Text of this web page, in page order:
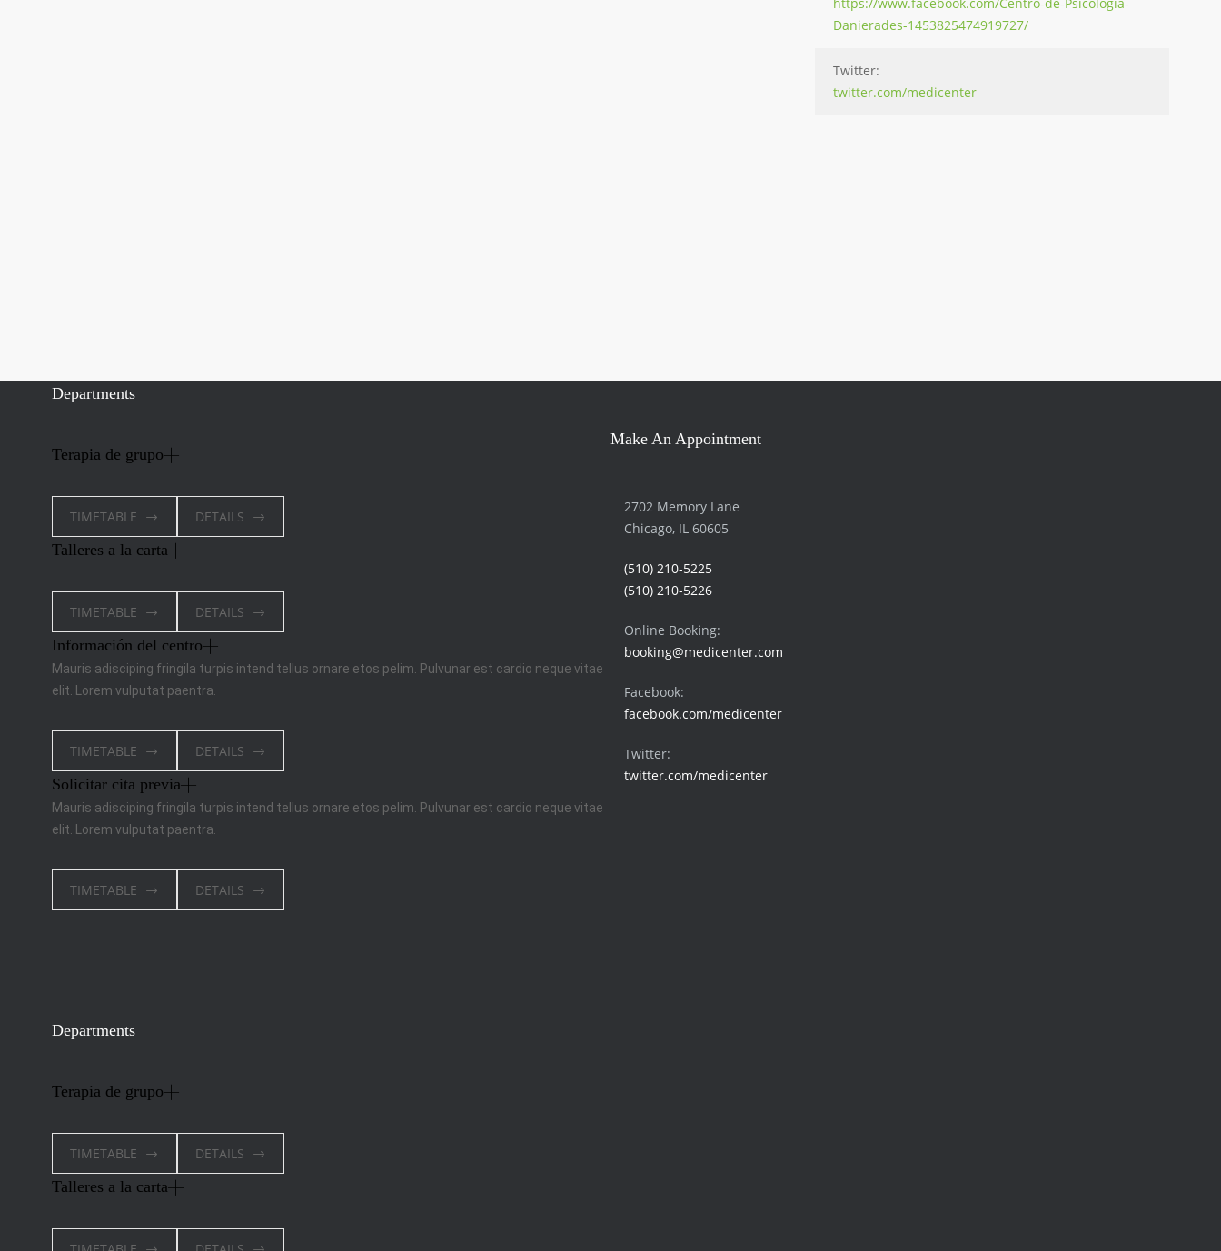
Danierades-1453825474919727/
Twitter:
twitter.com/medicenter
Departments
Terapia de grupo
TIMETABLE DETAILS
Talleres a la carta
TIMETABLE DETAILS
Información del centro
Mauris adisciping fringila turpis intend tellus ornare etos pelim. Pulvunar est cardio neque vitae
elit. Lorem vulputat paentra.
TIMETABLE DETAILS
Solicitar cita previa
Mauris adisciping fringila turpis intend tellus ornare etos pelim. Pulvunar est cardio neque vitae
elit. Lorem vulputat paentra.
TIMETABLE DETAILS
Make An Appointment
2702 Memory Lane
Chicago, IL 60605
(510) 210-5225
(510) 210-5226
Online Booking:
booking@medicenter.com
Facebook:
facebook.com/medicenter
Twitter:
twitter.com/medicenter
Departments
Terapia de grupo
TIMETABLE DETAILS
Talleres a la carta